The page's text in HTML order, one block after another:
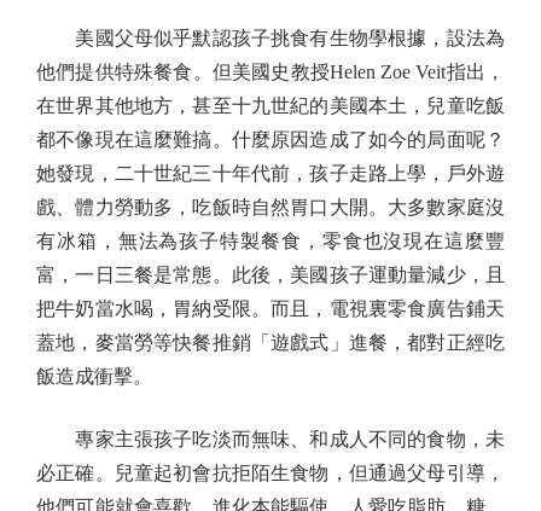
美國父母似乎默認孩子挑食有生物學根據，設法為
他們提供特殊餐食。但美國史教授Helen Zoe Veit指出，
在世界其他地方，甚至十九世紀的美國本土，兒童吃飯
都不像現在這麼難搞。什麼原因造成了如今的局面呢？
她發現，二十世紀三十年代前，孩子走路上學，戶外遊
戲、體力勞動多，吃飯時自然胃口大開。大多數家庭沒
有冰箱，無法為孩子特製餐食，零食也沒現在這麼豐
富，一日三餐是常態。此後，美國孩子運動量減少，且
把牛奶當水喝，胃納受限。而且，電視裏零食廣告鋪天
蓋地，麥當勞等快餐推銷「遊戲式」進餐，都對正經吃
飯造成衝擊。
專家主張孩子吃淡而無味、和成人不同的食物，未
必正確。兒童起初會抗拒陌生食物，但通過父母引導，